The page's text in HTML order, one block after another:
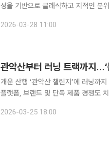
성을 기반으로 클래식하고 지적인 분
르게 번지고 있다. 28일 패
2026-03-28 11:00
관악산부터 러닝 트랙까지
개운 산행 ‘관악산 챌린지’에 러닝까
플랫폼, 브랜드 및 단독 제품 경쟁도 치열 본격적인 봄 시즌, 야외 활동에 최적화된 계절이
스포츠웨어에 대한 관심이 급증하면
2026-03-25 18:00